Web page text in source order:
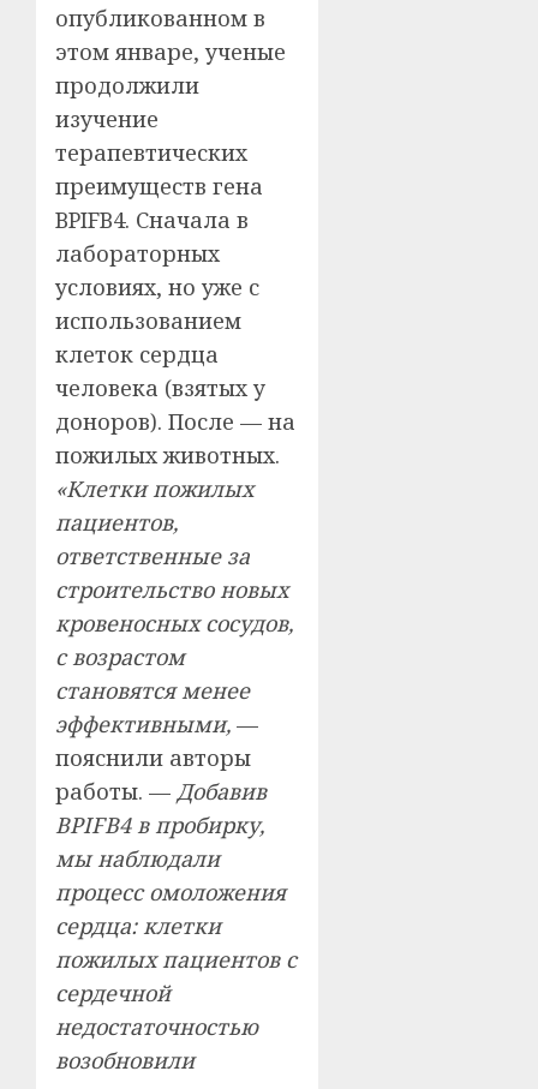
опубликованном в
этом январе, ученые
продолжили
изучение
терапевтических
преимуществ гена
BPIFB4. Сначала в
лабораторных
условиях, но уже с
использованием
клеток сердца
человека (взятых у
доноров). После — на
пожилых животных.
«Клетки пожилых
пациентов,
ответственные за
строительство новых
кровеносных сосудов,
с возрастом
становятся менее
эффективными, —
пояснили авторы
работы. — Добавив
BPIFB4 в пробирку,
мы наблюдали
процесс омоложения
сердца: клетки
пожилых пациентов с
сердечной
недостаточностью
возобновили